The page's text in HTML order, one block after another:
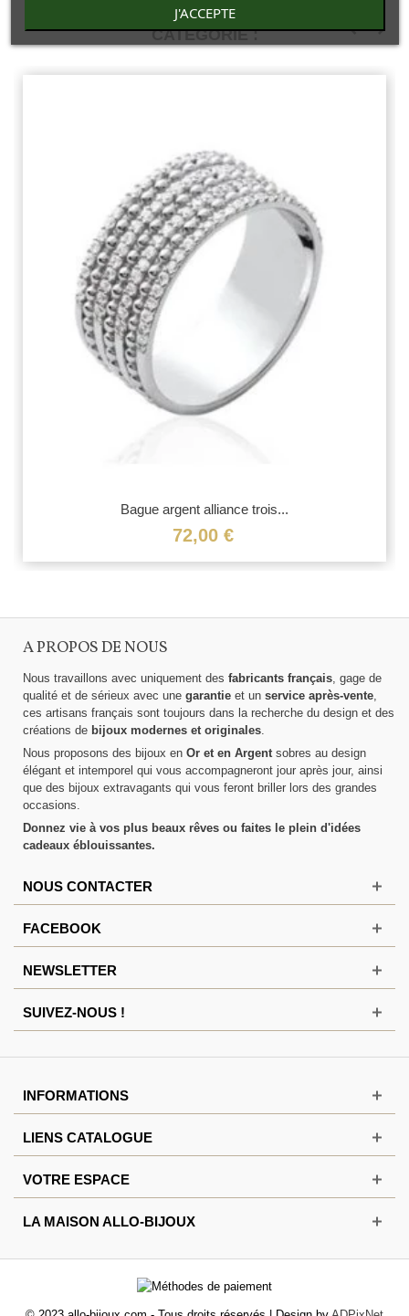
30 AUTRES PRODUITS DANS LA MÊME
CATÉGORIE :
Bague argent alliance trois...
72,00 €
A PROPOS DE NOUS
Nous travaillons avec uniquement des fabricants français, gage de
qualité et de sérieux avec une garantie et un service après-vente,
ces artisans français sont toujours dans la recherche du design et des
créations de bijoux modernes et originales.
Nous proposons des bijoux en Or et en Argentsobres au design
élégant et intemporel qui vous accompagneront jour après jour, ainsi
que des bijoux extravagants qui vous feront briller lors des grandes
occasions.
Donnez vie à vos plus beaux rêves ou faites le plein d'idées
cadeaux éblouissantes.
NOUS CONTACTER
FACEBOOK
NEWSLETTER
SUIVEZ-NOUS !
J'ACCEPTE
INFORMATIONS
LIENS CATALOGUE
VOTRE ESPACE
LA MAISON ALLO-BIJOUX